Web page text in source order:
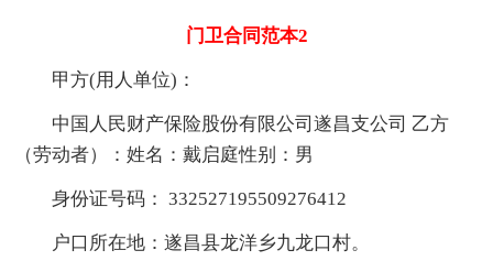
门卫合同范本2
甲方(用人单位)：
中国人民财产保险股份有限公司遂昌支公司 乙方
（劳动者）：姓名：戴启庭性别：男
身份证号码： 332527195509276412
户口所在地：遂昌县龙洋乡九龙口村。